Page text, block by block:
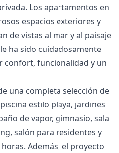
Los apartamentos en
espacios exteriores y
de vistas al mar y al paisaje
ha sido cuidadosamente
confort, funcionalidad y un
una completa selección de
estilo playa, jardines
de vapor, gimnasio, sala
salón para residentes y
Además, el proyecto